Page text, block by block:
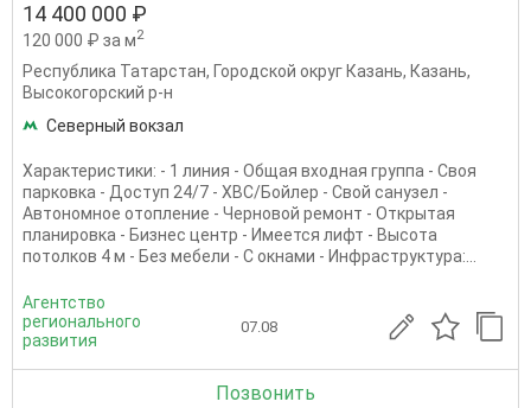
14 400 000 ₽
120 000 ₽ за м2
Республика Татарстан, Городской округ Казань, Казань,
Высокогорский р-н
Северный вокзал
Характеристики: - 1 линия - Общая входная группа - Своя
парковка - Доступ 24/7 - ХВС/Бойлер - Свой санузел -
Автономное отопление - Черновой ремонт - Открытая
планировка - Бизнес центр - Имеется лифт - Высота
потолков 4 м - Без мебели - С окнами - Инфраструктура:...
Агентство
регионального
развития
07.08
Позвонить